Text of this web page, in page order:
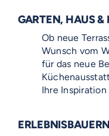
GARTEN, HAUS &
Ob neue
Wunsch vom
für das neue
Ihre